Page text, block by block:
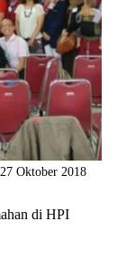
Oktober 2018
di HPI